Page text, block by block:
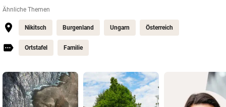
Ähnliche Themen
Nikitsch Burgenland Ungarn Österreich
Ortstafel Familie